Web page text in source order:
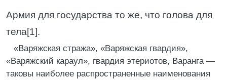
Армия для государства то же, что голова для
тела[1].
«Варяжская стража», «Варяжская гвардия»,
«Варяжский караул», гвардия этериотов, Варанга —
таковы наиболее распространенные наименования